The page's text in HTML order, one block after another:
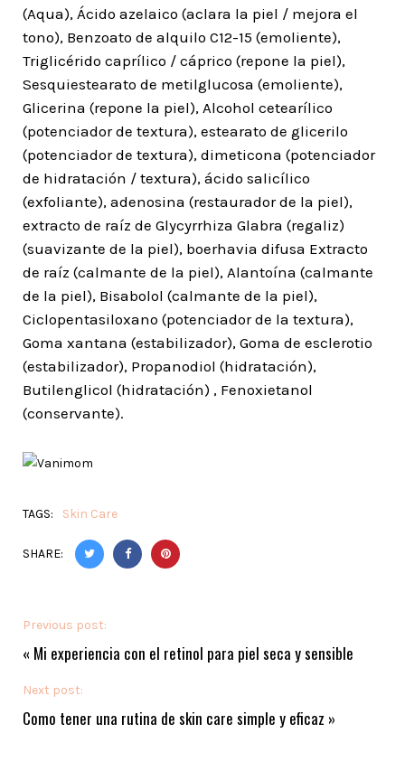
(Aqua), Ácido azelaico (aclara la piel / mejora el
tono), Benzoato de alquilo C12-15 (emoliente),
Triglicérido caprílico / cáprico (repone la piel),
Sesquiestearato de metilglucosa (emoliente),
Glicerina (repone la piel), Alcohol cetearílico
(potenciador de textura), estearato de glicerilo
(potenciador de textura), dimeticona (potenciador
de hidratación / textura), ácido salicílico
(exfoliante), adenosina (restaurador de la piel),
extracto de raíz de Glycyrrhiza Glabra (regaliz)
(suavizante de la piel), boerhavia difusa Extracto
de raíz (calmante de la piel), Alantoína (calmante
de la piel), Bisabolol (calmante de la piel),
Ciclopentasiloxano (potenciador de la textura),
Goma xantana (estabilizador), Goma de esclerotio
(estabilizador), Propanodiol (hidratación),
Butilenglicol (hidratación) , Fenoxietanol
(conservante).
TAGS: Skin Care
SHARE:
Previous post:
« Mi experiencia con el retinol para piel seca y sensible
Next post:
Como tener una rutina de skin care simple y eficaz »